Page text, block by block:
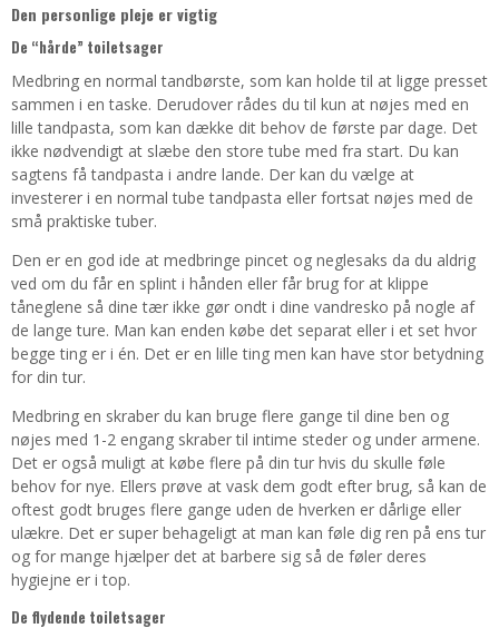
Den personlige pleje er vigtig
De “hårde” toiletsager
Medbring en normal tandbørste, som kan holde til at ligge presset
sammen i en taske. Derudover rådes du til kun at nøjes med en
lille tandpasta, som kan dække dit behov de første par dage. Det
ikke nødvendigt at slæbe den store tube med fra start. Du kan
sagtens få tandpasta i andre lande. Der kan du vælge at
investerer i en normal tube tandpasta eller fortsat nøjes med de
små praktiske tuber.
Den er en god ide at medbringe pincet og neglesaks da du aldrig
ved om du får en splint i hånden eller får brug for at klippe
tåneglene så dine tær ikke gør ondt i dine vandresko på nogle af
de lange ture. Man kan enden købe det separat eller i et set hvor
begge ting er i én. Det er en lille ting men kan have stor betydning
for din tur.
Medbring en skraber du kan bruge flere gange til dine ben og
nøjes med 1-2 engang skraber til intime steder og under armene.
Det er også muligt at købe flere på din tur hvis du skulle føle
behov for nye. Ellers prøve at vask dem godt efter brug, så kan de
oftest godt bruges flere gange uden de hverken er dårlige eller
ulækre. Det er super behageligt at man kan føle dig ren på ens tur
og for mange hjælper det at barbere sig så de føler deres
hygiejne er i top.
De flydende toiletsager